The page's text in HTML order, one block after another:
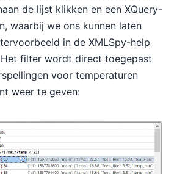
de lijst klikken en een XQuery-
waarbij we ons kunnen laten
in de XMLSpy-help
filter wordt direct toegepast
voor temperaturen
weer te geven: